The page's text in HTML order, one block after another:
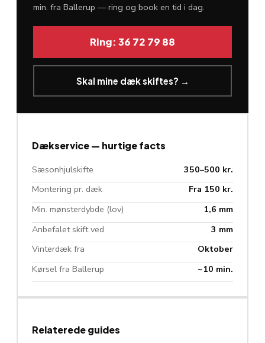
min. fra Ballerup — ring og book en tid i dag.
Ring: 36 72 79 88
Skal mine dæk skiftes? →
Dækservice — hurtige facts
Sæsonhjulskifte
350–500 kr.
Montering pr. dæk
Fra 150 kr.
Min. mønsterdybde (lov)
1,6 mm
Anbefalet skift ved
3 mm
Vinterdæk fra
Oktober
Kørsel fra Ballerup
~10 min.
Relaterede guides